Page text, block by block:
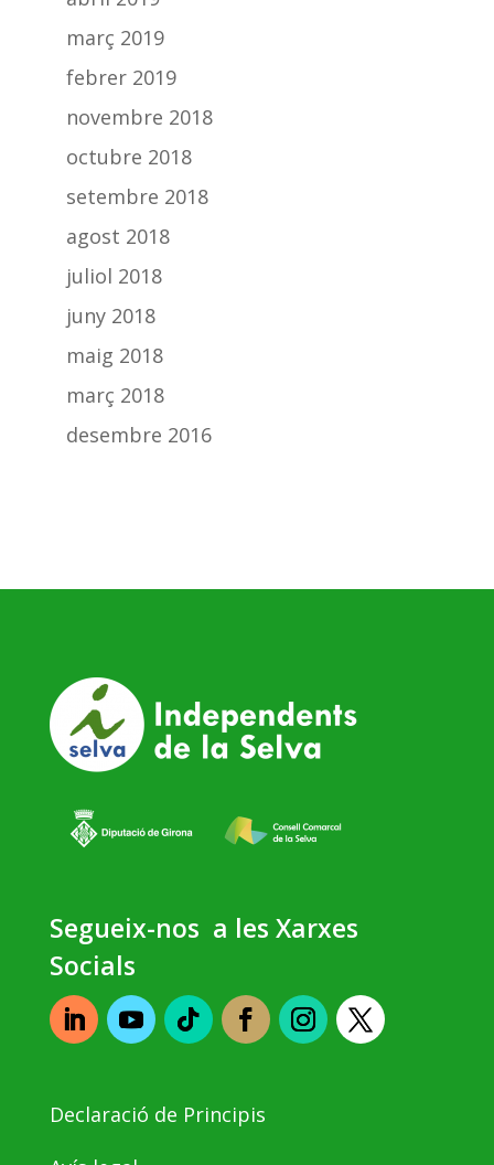
març 2019
febrer 2019
novembre 2018
octubre 2018
setembre 2018
agost 2018
juliol 2018
juny 2018
maig 2018
març 2018
desembre 2016
Segueix-nos a les Xarxes
Socials
Declaració de Principis